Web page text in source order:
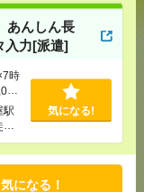
あんしん長
入力[派遣]
時
駅
1
気になる!
になる！
)駅
気になる！
ん長期！旅行